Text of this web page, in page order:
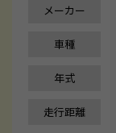
メーカー
車種
年式
走行距離